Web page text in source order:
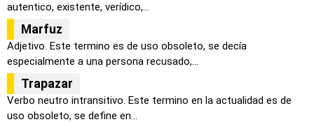
autentico, existente, verídico,...
Marfuz
Adjetivo. Este termino es de uso obsoleto, se decía
especialmente a una persona recusado,...
Trapazar
Verbo neutro intransitivo. Este termino en la actualidad es de
uso obsoleto, se define en...